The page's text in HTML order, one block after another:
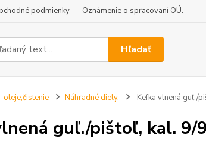
podmienky Oznámenie o spracovaní OÚ.
Hľadať
oleje,čistenie Náhradné diely. Kefka vlnená guľ./
guľ./pištoľ, kal. 9/